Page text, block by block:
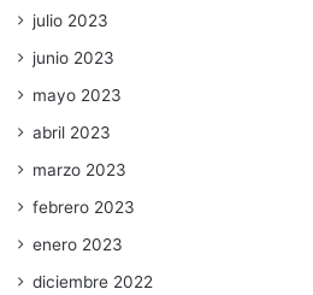
julio 2023
junio 2023
mayo 2023
abril 2023
marzo 2023
febrero 2023
enero 2023
diciembre 2022